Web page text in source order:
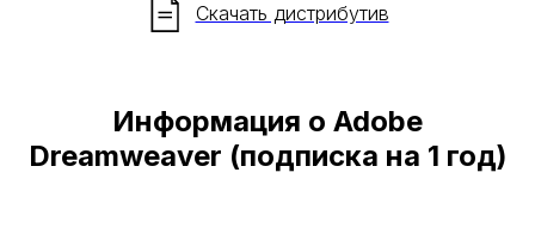
Скачать дистрибутив
Информация о Adobe
Dreamweaver (подписка на 1 год)